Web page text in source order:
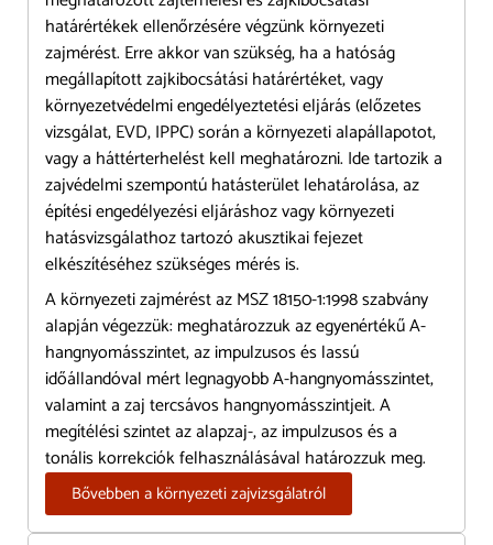
határértékek ellenőrzésére végzünk környezeti
zajmérést. Erre akkor van szükség, ha a hatóság
megállapított zajkibocsátási határértéket, vagy
környezetvédelmi engedélyeztetési eljárás (előzetes
vizsgálat, EVD, IPPC) során a környezeti alapállapotot,
vagy a háttérterhelést kell meghatározni. Ide tartozik a
zajvédelmi szempontú hatásterület lehatárolása, az
építési engedélyezési eljáráshoz vagy környezeti
hatásvizsgálathoz tartozó akusztikai fejezet
elkészítéséhez szükséges mérés is.
A környezeti zajmérést az MSZ 18150-1:1998 szabvány
alapján végezzük: meghatározzuk az egyenértékű A-
hangnyomásszintet, az impulzusos és lassú
időállandóval mért legnagyobb A-hangnyomásszintet,
valamint a zaj tercsávos hangnyomásszintjeit. A
megítélési szintet az alapzaj-, az impulzusos és a
tonális korrekciók felhasználásával határozzuk meg.
Bővebben a környezeti zajvizsgálatról